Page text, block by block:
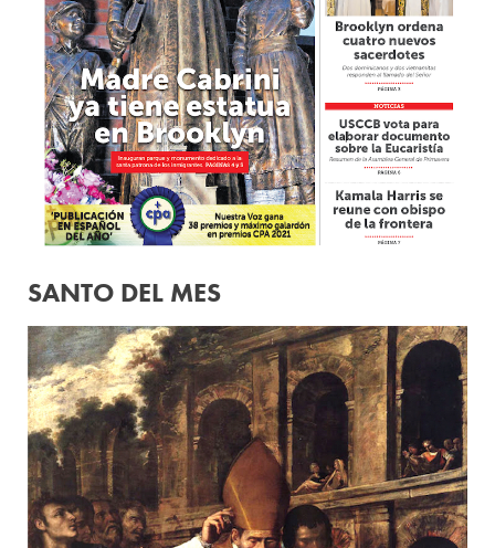
SANTO DEL MES